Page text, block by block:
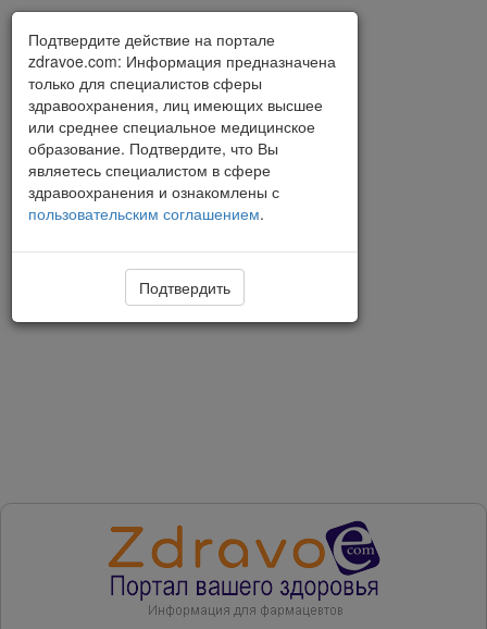
Подтвердите действие на портале
zdravoe.com: Информация предназначена
только для специалистов сферы
здравоохранения, лиц имеющих высшее
или среднее специальное медицинское
образование. Подтвердите, что Вы
являетесь специалистом в сфере
здравоохранения и ознакомлены с
пользовательским соглашением.
Подтвердить